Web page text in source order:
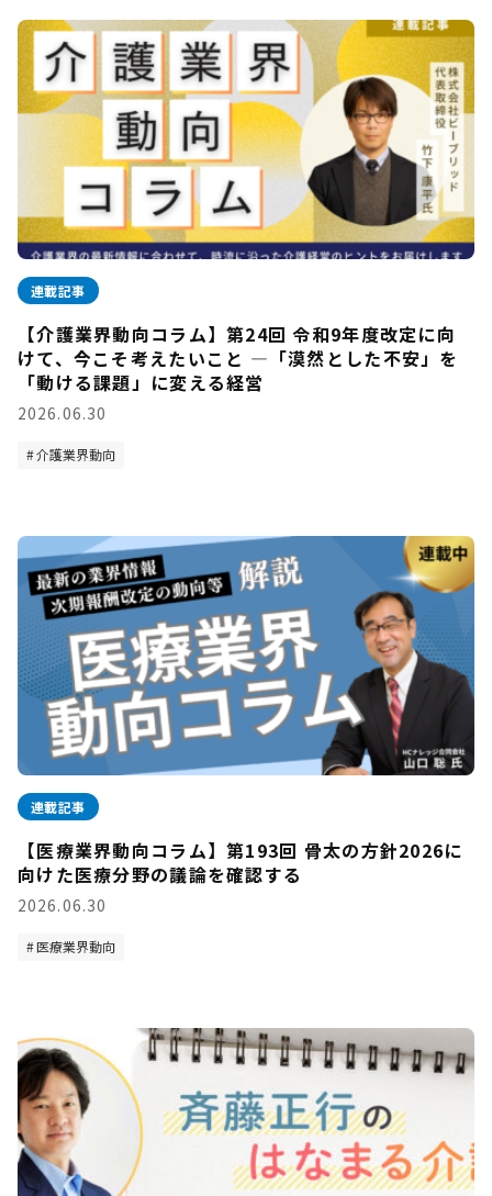
連載記事
【介護業界動向コラム】第24回 令和9年度改定に向
けて、今こそ考えたいこと —「漠然とした不安」を
「動ける課題」に変える経営
2026.06.30
介護業界動向
連載記事
【医療業界動向コラム】第193回 骨太の方針2026に
向けた医療分野の議論を確認する
2026.06.30
医療業界動向